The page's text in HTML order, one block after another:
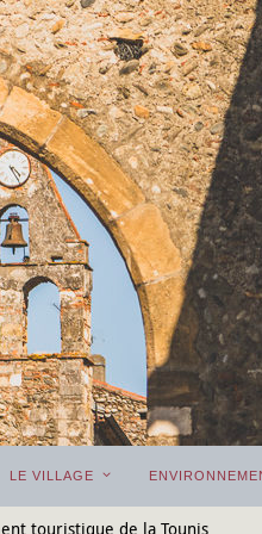
LE VILLAGE
touristique de la Tounis